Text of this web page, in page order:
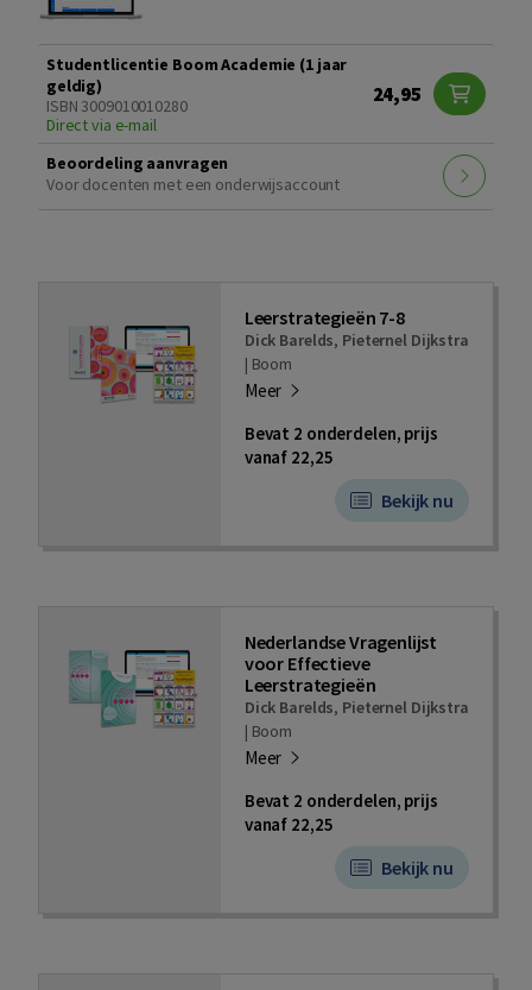
Studentlicentie Boom Academie (1 jaar
geldig)
ISBN 3009010010280
Direct via e-mail
24,95
Beoordeling aanvragen
Voor docenten met een onderwijsaccount
Leerstrategieën 7-8
Dick Barelds, Pieternel Dijkstra
| Boom
Meer
Bevat 2 onderdelen, prijs
vanaf 22,25
Bekijk nu
Nederlandse Vragenlijst
voor Effectieve
Leerstrategieën
Dick Barelds, Pieternel Dijkstra
| Boom
Meer
Bevat 2 onderdelen, prijs
vanaf 22,25
Bekijk nu